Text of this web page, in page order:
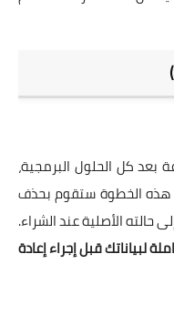
بعد كل الحلول البرمجية،
هذه الخطوة ستقوم بحذف
حالته الأصلية عند الشراء.
لبياناتك قبل إجراء إعادة